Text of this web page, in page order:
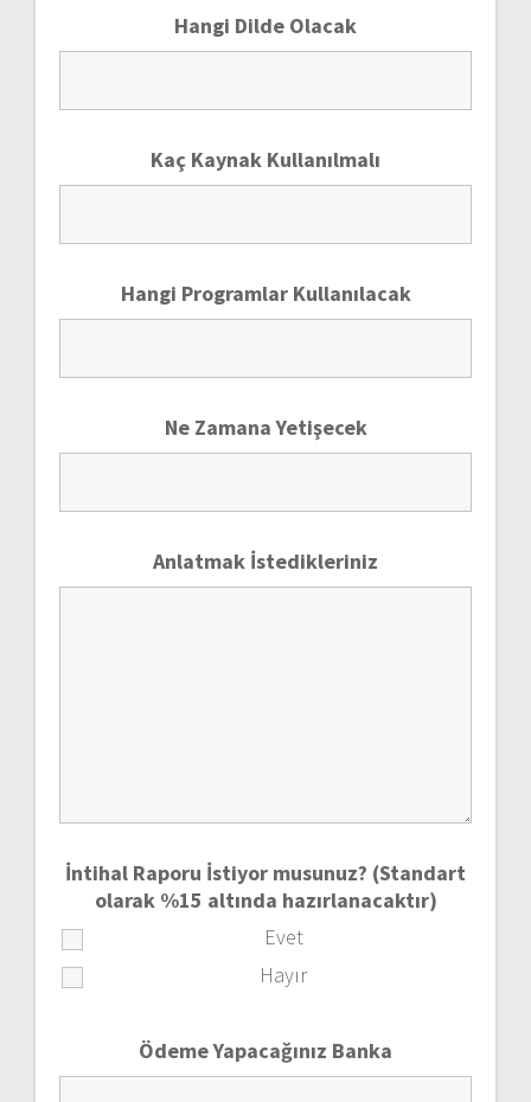
Hangi Dilde Olacak
Kaç Kaynak Kullanılmalı
Hangi Programlar Kullanılacak
Ne Zamana Yetişecek
Anlatmak İstedikleriniz
İntihal Raporu İstiyor musunuz? (Standart
olarak %15 altında hazırlanacaktır)
Evet
Hayır
Ödeme Yapacağınız Banka